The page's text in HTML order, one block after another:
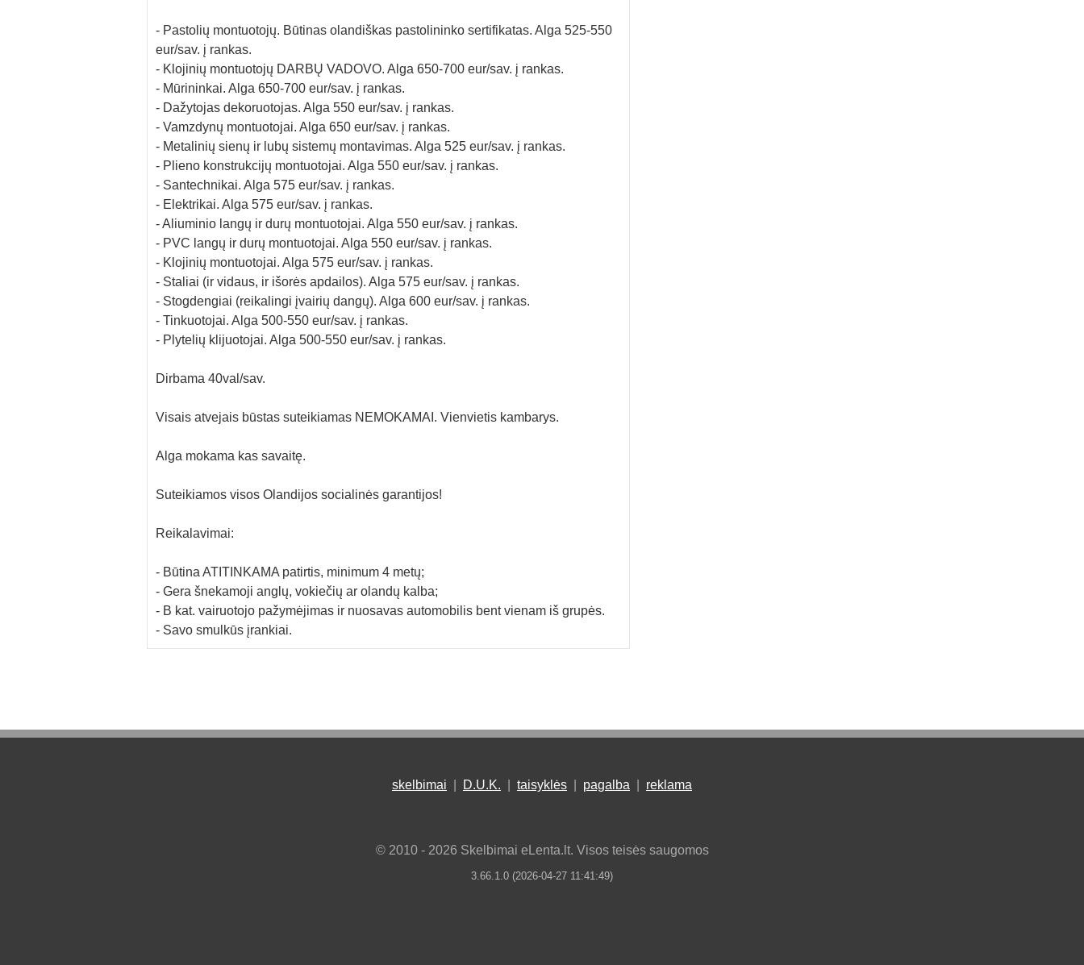
- Pastolių montuotojų. Būtinas olandiškas pastolininko sertifikatas. Alga 525-550
eur/sav. į rankas.
- Klojinių montuotojų DARBŲ VADOVO. Alga 650-700 eur/sav. į rankas.
- Mūrininkai. Alga 650-700 eur/sav. į rankas.
- Dažytojas dekoruotojas. Alga 550 eur/sav. į rankas.
- Vamzdynų montuotojai. Alga 650 eur/sav. į rankas.
- Metalinių sienų ir lubų sistemų montavimas. Alga 525 eur/sav. į rankas.
- Plieno konstrukcijų montuotojai. Alga 550 eur/sav. į rankas.
- Santechnikai. Alga 575 eur/sav. į rankas.
- Elektrikai. Alga 575 eur/sav. į rankas.
- Aliuminio langų ir durų montuotojai. Alga 550 eur/sav. į rankas.
- PVC langų ir durų montuotojai. Alga 550 eur/sav. į rankas.
- Klojinių montuotojai. Alga 575 eur/sav. į rankas.
- Staliai (ir vidaus, ir išorės apdailos). Alga 575 eur/sav. į rankas.
- Stogdengiai (reikalingi įvairių dangų). Alga 600 eur/sav. į rankas.
- Tinkuotojai. Alga 500-550 eur/sav. į rankas.
- Plytelių klijuotojai. Alga 500-550 eur/sav. į rankas.
Dirbama 40val/sav.
Visais atvejais būstas suteikiamas NEMOKAMAI. Vienvietis kambarys.
Alga mokama kas savaitę.
Suteikiamos visos Olandijos socialinės garantijos!
Reikalavimai:
- Būtina ATITINKAMA patirtis, minimum 4 metų;
- Gera šnekamoji anglų, vokiečių ar olandų kalba;
- B kat. vairuotojo pažymėjimas ir nuosavas automobilis bent vienam iš grupės.
- Savo smulkūs įrankiai.
skelbimai D.U.K. taisyklės pagalba reklama
© 2010 - 2026 Skelbimai eLenta.lt. Visos teisės saugomos
3.66.1.0 (2026-04-27 11:41:49)